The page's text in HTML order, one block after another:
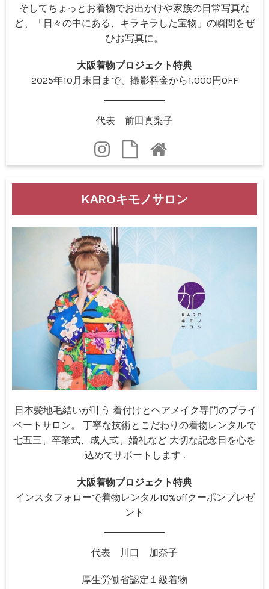
そしてちょっとお着物でお出かけや家族の日常写真な
ど、「日々の中にある、キラキラした宝物」の瞬間をぜ
ひお写真に。
大阪着物プロジェクト特典
2025年10月末日まで、撮影料金から1,000円OFF
代表 前田真梨子
KAROキモノサロン
日本髪地毛結いが叶う 着付けとヘアメイク専門のプライ
ベートサロン。 丁寧な技術とこだわりの着物レンタルで
七五三、卒業式、成人式、婚礼など 大切な記念日を心を
込めてサポートします .
大阪着物プロジェクト特典
インスタフォローで着物レンタル10%offクーポンプレゼ
ント
代表 川口 加奈子
厚生労働省認定１級着物